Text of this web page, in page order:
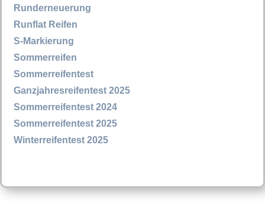
Runderneuerung
Runflat Reifen
S-Markierung
Sommerreifen
Sommerreifentest
Ganzjahresreifentest 2025
Sommerreifentest 2024
Sommerreifentest 2025
Winterreifentest 2025